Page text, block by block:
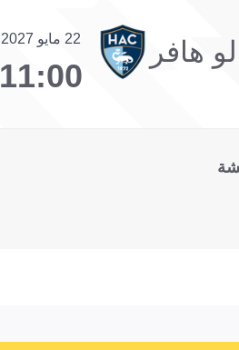
لو هافر 22 مايو 2027
11:00